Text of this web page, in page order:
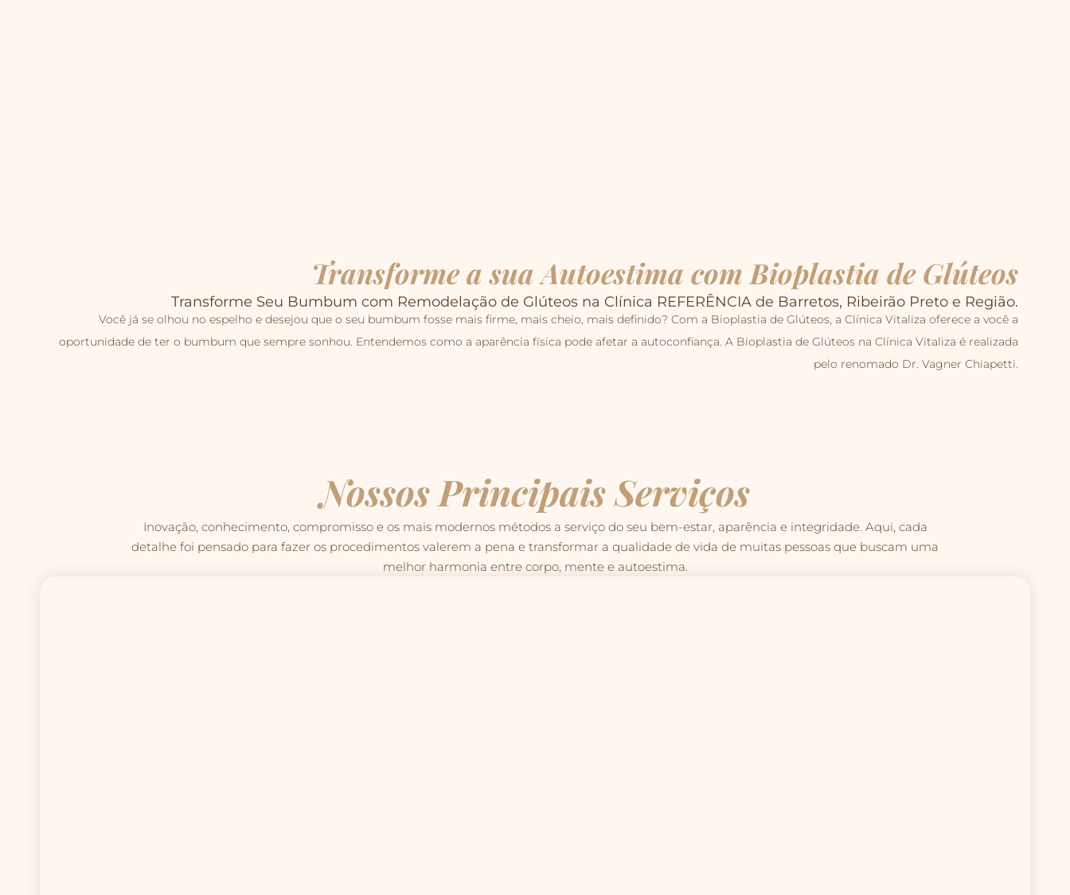
Transforme a sua Autoestima com Bioplastia de Glúteos
Transforme Seu Bumbum com Remodelação de Glúteos na Clínica REFERÊNCIA de Barretos, Ribeirão Preto e Região.
Você já se olhou no espelho e desejou que o seu bumbum fosse mais firme, mais cheio, mais definido? Com a Bioplastia de Glúteos, a Clínica Vitaliza oferece a você a
oportunidade de ter o bumbum que sempre sonhou. Entendemos como a aparência física pode afetar a autoconfiança. A Bioplastia de Glúteos na Clínica Vitaliza é realizada
pelo renomado Dr. Vagner Chiapetti.
Nossos Principais Serviços
Inovação, conhecimento, compromisso e os mais modernos métodos a serviço do seu bem-estar, aparência e integridade. Aqui, cada
detalhe foi pensado para fazer os procedimentos valerem a pena e transformar a qualidade de vida de muitas pessoas que buscam uma
melhor harmonia entre corpo, mente e autoestima.